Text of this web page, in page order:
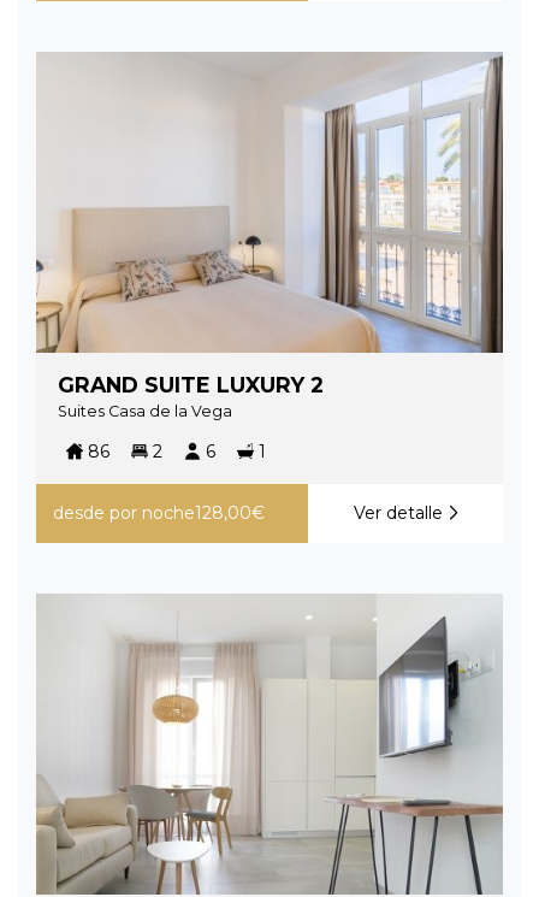
GRAND SUITE LUXURY 2
Suites Casa de la Vega
86 2 6 1
desde por noche128,00€ Ver detalle